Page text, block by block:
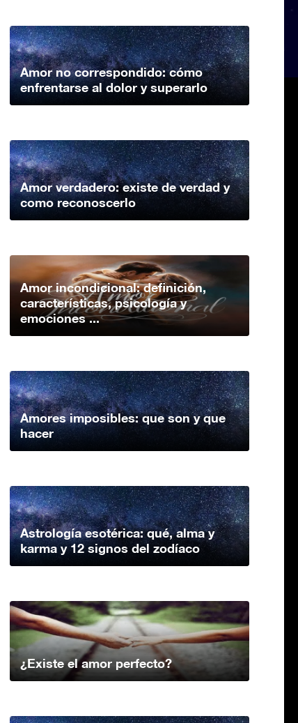
Amor no correspondido: cómo
enfrentarse al dolor y superarlo
Amor verdadero: existe de verdad y
como reconoscerlo
Amor incondicional: definición,
características, psicología y
emociones ...
Amores imposibles: que son y que
hacer
Astrología esotérica: qué, alma y
karma y 12 signos del zodíaco
¿Existe el amor perfecto?